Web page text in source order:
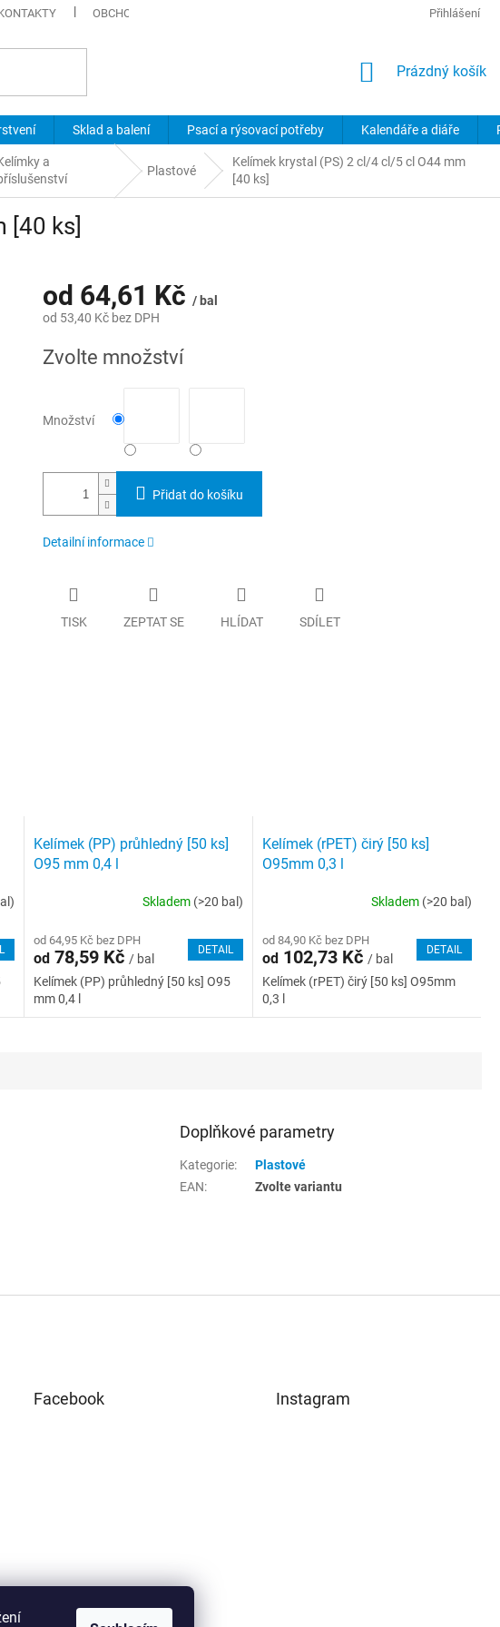
OBCHODNÍ PODMÍNKY PODMÍNKY OCHRANY OSOBNÍCH ÚDAJŮ
Přihlášení
NÁKUPNÍ
Prázdný košík
Sklad a balení Psací a rýsovací potřeby Kalendáře a diáře
a
Plastové
Kelímek krystal (PS) 2 cl/4 cl/5 cl O44 mm
[40 ks]
[40 ks]
od 64,61 Kč / bal
od 53,40 Kčbez DPH
cena:
Zvolte množství
Množství
Přidat do košíku
Detailní informace
TISK ZEPTAT SE HLÍDAT SDÍLET
Kelímek (PP) průhledný [50 ks]
O95 mm 0,4 l
Skladem (>20 bal)
od 64,95 Kč bez DPH
od78,59 Kč / bal
DETAIL
Kelímek (PP) průhledný [50 ks] O95
mm 0,4 l
Kelímek (rPET) čirý [50 ks]
O95mm 0,3 l
Skladem (>20 bal)
od 84,90 Kč bez DPH
od102,73 Kč / bal
DETAIL
Kelímek (rPET) čirý [50 ks] O95mm
0,3 l
Doplňkové parametry
Kategorie:
Plastové
EAN: Zvolte variantu
Facebook Instagram